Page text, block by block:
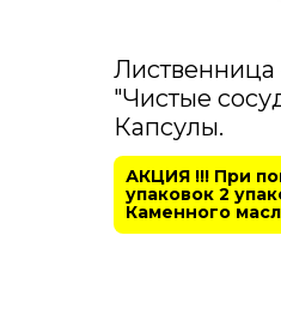
Лиственница
"Чистые
Капсулы.
АКЦИЯ !!! При
упаковок 2
Каменного